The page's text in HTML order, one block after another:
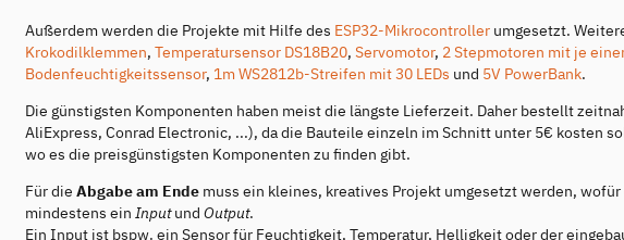
Außerdem werden die Projekte mit Hilfe des ESP32-Mikrocontroller umgesetzt.
Krokodilklemmen, Temperatursensor DS18B20, Servomotor, 2 Stepmotoren mit je
Bodenfeuchtigkeitssensor, 1m WS2812b-Streifen mit 30 LEDs und 5V PowerBank.
Die günstigsten Komponenten haben meist die längste Lieferzeit. Daher bestellt
AliExpress, Conrad Electronic, ...), da die Bauteile einzeln im Schnitt unter 5€ kosten
wo es die preisgünstigsten Komponenten zu finden gibt.
Für die Abgabe am Ende muss ein kleines, kreatives Projekt umgesetzt werden, wofür
mindestens ein Inputund Output.
Ein Input ist bspw. ein Sensor für Feuchtigkeit, Temperatur, Helligkeit oder der